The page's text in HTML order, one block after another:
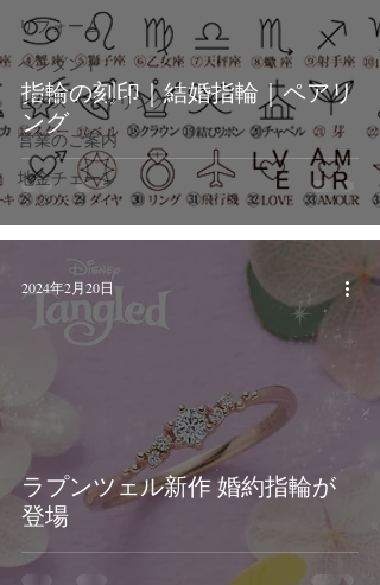
リフォーム
ペンダント
ピアス・イヤリング
営業のご案内
地金チェーン
指輪の刻印｜結婚指輪｜ペアリ
ング
ラプンツェル新作 婚約指輪が
登場
2024年2月20日